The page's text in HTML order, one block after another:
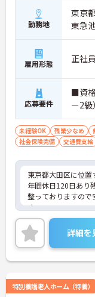
勤務地
東京
東急
雇用形態 正社
応募要件
■資
ー2
未経験OK 残業少なめ
社会保険完備
交通費支給
東京都大田区に位置
年間休日120日あり
整っておりますので
す。
ご興味のある方は
詳細を
特別養護老人ホーム（特養）